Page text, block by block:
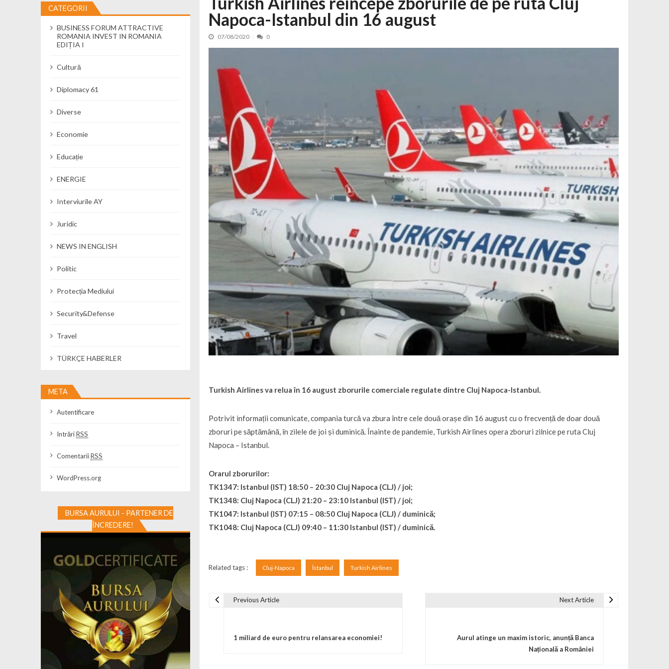
Cseke Attila: Am creat, până în prezent, peste 5.000 de noi locuri în creșe... 15/07/2026
Încă o creșă modernă pentru Alba: 40 de locuri noi la Zlatna prin Programul...
Ministerul Apărării Naționale participă la efortul național pentru protejar...
Dobânzi de pânã la 7,50% la ediția FIDELIS din luna august
MMAP pune în consultare publică proiectul Catalogului național al zonelor pri... 04/08/2026
Napoca-Istanbul din 16 august
07/08/2020 0
Turkish Airlines va relua în 16 august zborurile comerciale regulate dintre Cluj Napoca-Istanbul.
Potrivit informații comunicate, compania turcă va zbura între cele două orașe din 16 august cu o frecvență de doar două
zboruri pe săptămână, în zilele de joi și duminică. Înainte de pandemie, Turkish Airlines opera zboruri zilnice pe ruta Cluj
Napoca – Istanbul.
Orarul zborurilor:
TK1347: Istanbul (IST) 18:50 – 20:30 Cluj Napoca (CLJ) / joi;
TK1348: Cluj Napoca (CLJ) 21:20 – 23:10 Istanbul (IST) / joi;
TK1047: Istanbul (IST) 07:15 – 08:50 Cluj Napoca (CLJ) / duminică;
TK1048: Cluj Napoca (CLJ) 09:40 – 11:30 Istanbul (IST) / duminică.
Related tags : Cluj-Napoca İstanbul Turkish Airlines
Previous Article
1 miliard de euro pentru relansarea economiei!
Next Article
Aurul atinge un maxim istoric, anunță Banca
Națională a României
CATEGORII
BUSINESS FORUM ATTRACTIVE
ROMANIA INVEST IN ROMANIA
EDIȚIA I
Cultură
Diplomacy 61
Diverse
Economie
Educație
ENERGIE
Interviurile AY
Juridic
NEWS IN ENGLISH
Politic
Protecția Mediului
Security&Defense
Travel
TÜRKÇE HABERLER
META
Autentificare
IntrăriRSS
ComentariiRSS
WordPress.org
BURSA AURULUI - PARTENER DE
ÎNCREDERE!